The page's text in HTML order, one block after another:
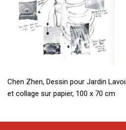
Chen Zhen, Dessin pour Jardin
et collage sur papier, 100 x 70 cm